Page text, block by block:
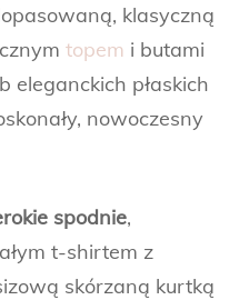
klasyczną
topem i butami
eleganckich płaskich
nowoczesny
spodnie,
t-shirtem z
skórzaną kurtką